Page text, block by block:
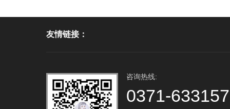
友情链接：
咨询热线:
0371-